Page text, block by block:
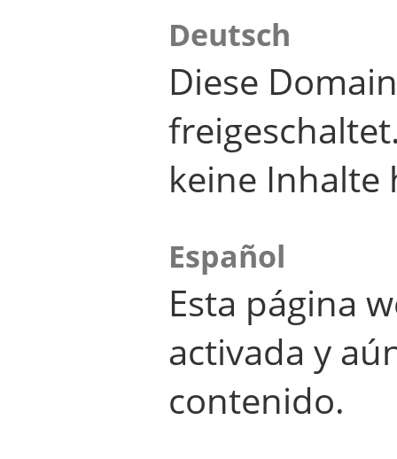
Deutsch
Diese
keine Inhalte
Español
Esta página
activada y
contenido.